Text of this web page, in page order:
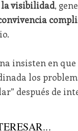
la visibilidad,
insisten en
los
después de